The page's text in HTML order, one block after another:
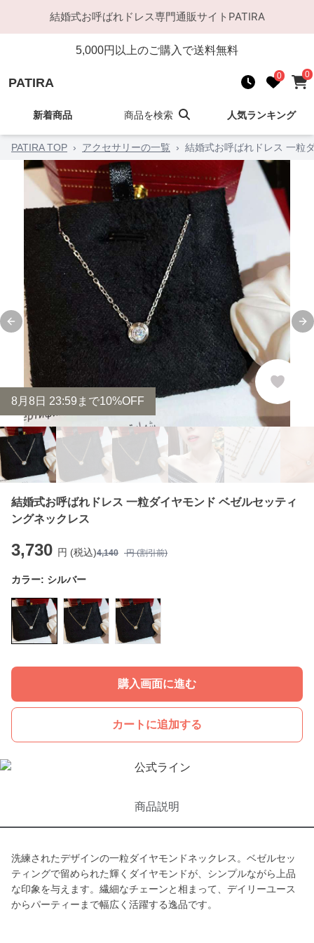
結婚式お呼ばれドレス専門通販サイト PATIRA
5,000円以上のご購入で送料無料
PATIRA 0 0
新着商品 商品を検索 人気ランキング
PATIRA TOP › アクセサリーの一覧 › 結婚式お呼ばれドレス 一粒
Previous slide
8 月 8 日 23:59まで10%OFF
結婚式お呼ばれドレス 一粒ダイヤモンド ベゼルセッティ
ングネックレス
3,730 円 (税込)4,140 円 (割引前)
カラー: シルバー
購入画面に進む
カートに追加する
商品説明
洗練されたデザインの一粒ダイヤモンドネックレス。ベゼルセッ
ティングで留められた輝くダイヤモンドが、シンプルながら上品
な印象を与えます。繊細なチェーンと相まって、デイリーユース
からパーティーまで幅広く活躍する逸品です。